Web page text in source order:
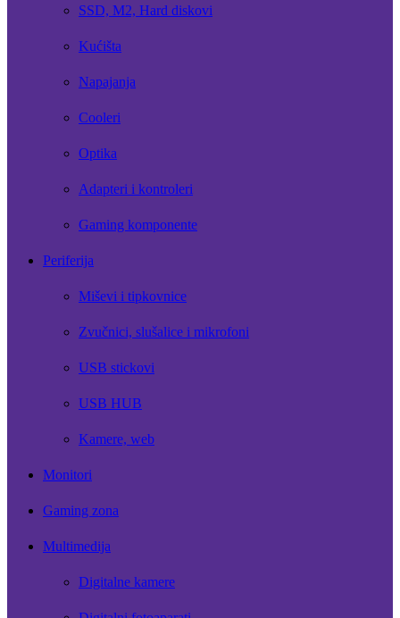
SSD, M2, Hard diskovi
Kućišta
Napajanja
Cooleri
Optika
Adapteri i kontroleri
Gaming komponente
Periferija
Miševi i tipkovnice
Zvučnici, slušalice i mikrofoni
USB stickovi
USB HUB
Kamere, web
Monitori
Gaming zona
Multimedija
Digitalne kamere